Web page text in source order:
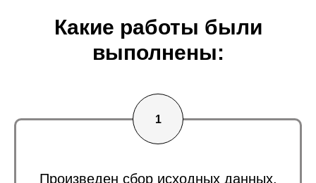
Какие работы были
выполнены:
Произведен сбор исходных данных.